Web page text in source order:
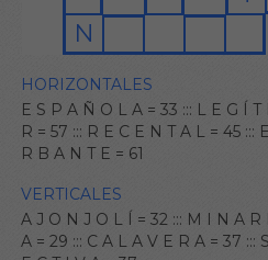
HORIZONTALES
E S P A Ñ O L A = 33 ::: L E G Í T
R = 57 ::: R E C E N T A L = 45 :::
R B A N T E = 61
VERTICALES
A J O N J O L Í = 32 ::: M I N A R
A = 29 ::: C A L A V E R A = 37 :::